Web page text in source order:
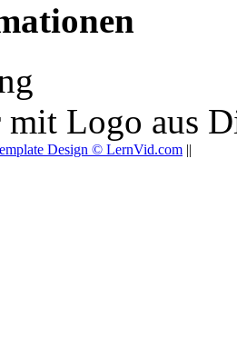
mit Logo aus
Design © LernVid.com ||